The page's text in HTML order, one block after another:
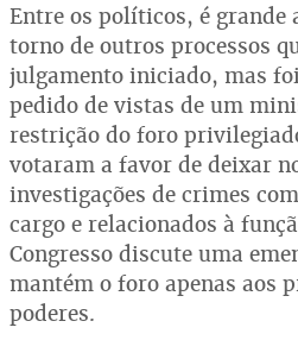
Entre os políticos, é grande
torno de outros processos
julgamento iniciado, mas
pedido de vistas de um
restrição do foro
votaram a favor de deixar
investigações de crimes
cargo e relacionados à
Congresso discute uma
mantém o foro apenas aos
poderes.